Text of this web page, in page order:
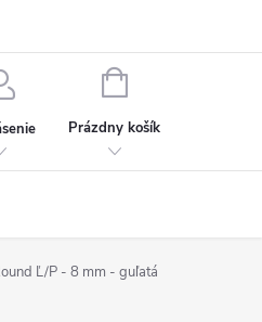
NÁKUPNÝ
Prázdny košík
Ľ/P - 8 mm - guľatá